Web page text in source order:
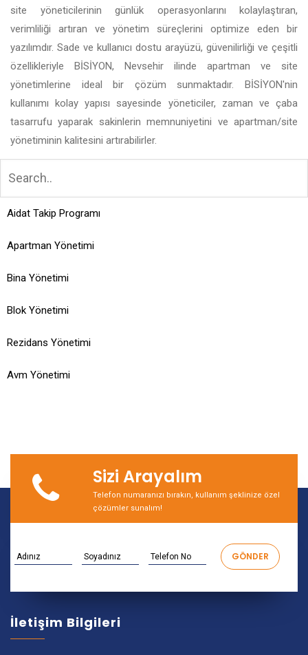
site yöneticilerinin günlük operasyonlarını kolaylaştıran,
verimliliği artıran ve yönetim süreçlerini optimize eden bir
yazılımdır. Sade ve kullanıcı dostu arayüzü, güvenilirliği ve çeşitli
özellikleriyle BİSİYON, Nevsehir ilinde apartman ve site
yönetimlerine ideal bir çözüm sunmaktadır. BİSİYON'nin
kullanımı kolay yapısı sayesinde yöneticiler, zaman ve çaba
tasarrufu yaparak sakinlerin memnuniyetini ve apartman/site
yönetiminin kalitesini artırabilirler.
Aidat Takip Programı
Apartman Yönetimi
Bina Yönetimi
Blok Yönetimi
Rezidans Yönetimi
Avm Yönetimi
Sizi Arayalım
Telefon numaranızı bırakın, kullanım şeklinize özel
çözümler sunalım!
İletişim Bilgileri